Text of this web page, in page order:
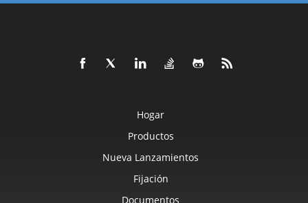
Hogar
Productos
Nueva Lanzamientos
Fijación
Documentos